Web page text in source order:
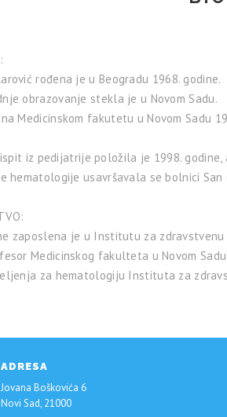
rođena je u Beogradu 1968. godine.
obrazovanje stekla je u Novom Sadu.
Medicinskom fakutetu u Novom Sadu
iz pedijatrije položila je 1998.
hematologije usavršavala se bolnici
zaposlena je u Institutu za
Medicinskog fakulteta u Novom
za hematologiju Instituta za
ADRESA
Jovana Boškovića 6
Novi Sad, 21000